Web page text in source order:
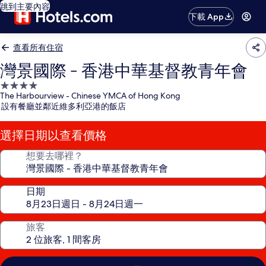
跳到主要內容
下載 App
查看所有住宿
灣景國際 - 香港中華基督教青年會
4.0
星
級
住
宿
The Harbourview - Chinese YMCA of Hong Kong
設有餐廳並鄰近維多利亞港的飯店
選擇日期以查看價格
想要去哪裡？
日期
旅客